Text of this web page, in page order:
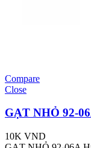
Compare
Close
GẠT NHỎ 92-
10K VND